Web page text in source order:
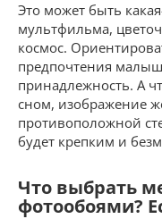
Это может быть
мультфильма,
космос.
предпочтения
принадлежность. А
сном, изображение
противоположной
будет крепким и
Что выбрать
фотообоями?